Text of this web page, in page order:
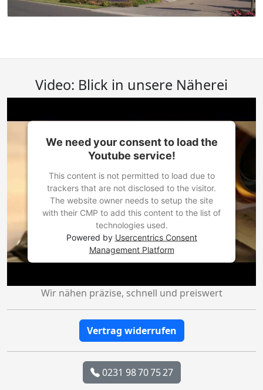
Video: Blick in unsere Näherei
We need your consent to load the
Youtube service!
This content is not permitted to load due to
trackers that are not disclosed to the visitor.
The website owner needs to setup the site
with their CMP to add this content to the list of
technologies used.
Powered by Usercentrics Consent
Management Platform
Wir nähen präzise, schnell und preiswert
Vertrag widerrufen
0231 98 70 75 27